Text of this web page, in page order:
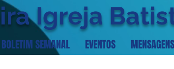
BOLETIM SEMANAL EVENTOS MENSAGENS
Igreja